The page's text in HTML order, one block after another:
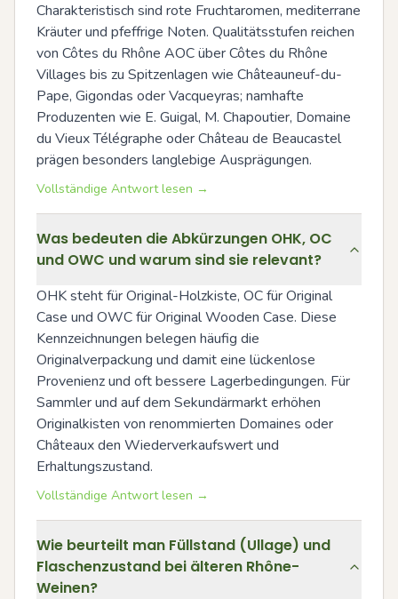
Charakteristisch sind rote Fruchtaromen, mediterrane
Kräuter und pfeffrige Noten. Qualitätsstufen reichen
von Côtes du Rhône AOC über Côtes du Rhône
Villages bis zu Spitzenlagen wie Châteauneuf-du-
Pape, Gigondas oder Vacqueyras; namhafte
Produzenten wie E. Guigal, M. Chapoutier, Domaine
du Vieux Télégraphe oder Château de Beaucastel
prägen besonders langlebige Ausprägungen.
Vollständige Antwort lesen →
Was bedeuten die Abkürzungen OHK, OC
und OWC und warum sind sie relevant?
OHK steht für Original-Holzkiste, OC für Original
Case und OWC für Original Wooden Case. Diese
Kennzeichnungen belegen häufig die
Originalverpackung und damit eine lückenlose
Provenienz und oft bessere Lagerbedingungen. Für
Sammler und auf dem Sekundärmarkt erhöhen
Originalkisten von renommierten Domaines oder
Châteaux den Wiederverkaufswert und
Erhaltungszustand.
Vollständige Antwort lesen →
Wie beurteilt man Füllstand (Ullage) und
Flaschenzustand bei älteren Rhône-
Weinen?